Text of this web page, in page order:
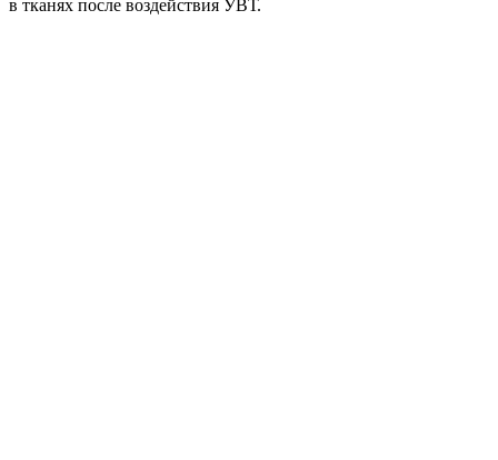
в тканях после воздействия УВТ.